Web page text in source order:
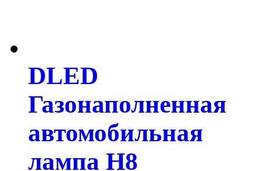
DLED
Газонаполненная
автомобильная
лампа H8